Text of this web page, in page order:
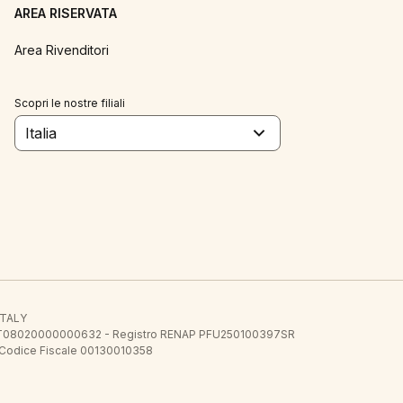
AREA RISERVATA
Area Rivenditori
Scopri le nostre filiali
Italia
- Registro RENAP PFU250100397SR
Fiscale 00130010358